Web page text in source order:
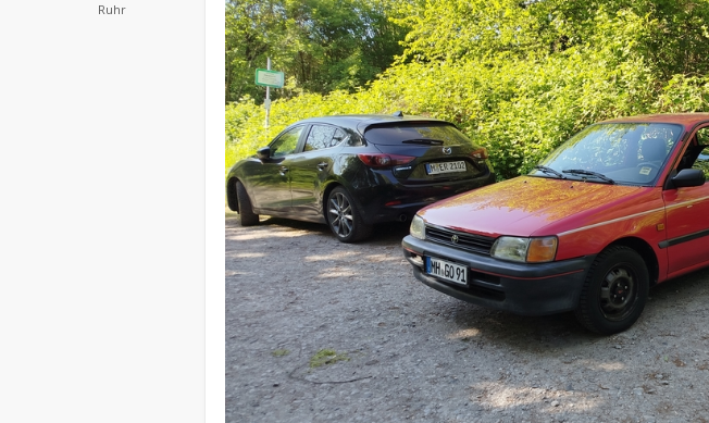
Ruhr